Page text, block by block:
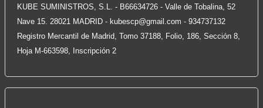
KUBE SUMINISTROS, S.L. - B66634726 - Valle de Tobalina, 52
Nave 15. 28021 MADRID - kubescp@gmail.com - 934737132
Registro Mercantil de Madrid, Tomo 37188, Folio, 186, Sección 8,
Hoja M-663598, Inscripción 2